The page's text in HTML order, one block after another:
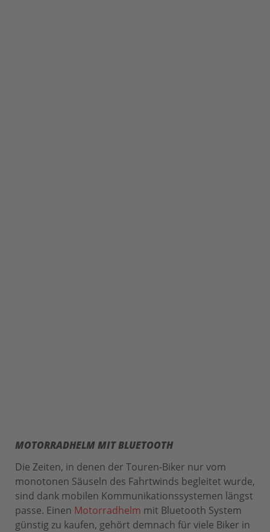
MOTORRADHELM MIT BLUETOOTH
Die Zeiten, in denen der Touren-Biker nur vom
monotonen Säuseln des Fahrtwinds begleitet wurde,
sind dank mobilen Kommunikationssystemen längst
passe. Einen Motorradhelm mit Bluetooth System
günstig zu kaufen, gehört demnach für viele Biker in